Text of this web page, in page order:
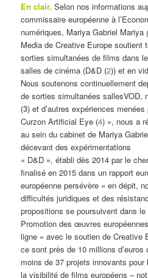
En clair. Selon nos informations
commissaire européenne à
numériques, Mariya Gabriel Mariya
Media de Creative Europe soutient
sorties simultanées de films dans
salles de cinéma (D&D (2)) et en
Nous soutenons continuellement
de sorties simultanées sallesVOD,
(3) et d’autres expériences
Curzon Artificial Eye (4) », nous a
au sein du cabinet de Mariya
décevant des expérimentations
« D&D », établi dès 2014 par le
finalisé en 2015 dans un rapport
européenne persévère « en dépit,
difficultés juridiques et des
propositions se poursuivent dans
Promotion des œuvres
ligne » avec le soutien de Creative
ce sont près de 10 millions
moins de 37 projets innovants
la visibilité de films européens –